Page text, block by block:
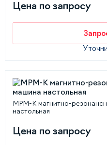
Цена по запросу
MPM-K магнитно-
настольная
Цена по запросу